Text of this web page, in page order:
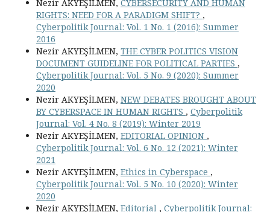
Nezir AKYEŞİLMEN, CYBERSECURITY AND HUMAN
RIGHTS: NEED FOR A PARADIGM SHIFT? ,
Cyberpolitik Journal: Vol. 1 No. 1 (2016): Summer
2016
Nezir AKYEŞİLMEN, THE CYBER POLITICS VISION
DOCUMENT GUIDELINE FOR POLITICAL PARTIES ,
Cyberpolitik Journal: Vol. 5 No. 9 (2020): Summer
2020
Nezir AKYEŞİLMEN, NEW DEBATES BROUGHT ABOUT
BY CYBERSPACE IN HUMAN RIGHTS , Cyberpolitik
Journal: Vol. 4 No. 8 (2019): Winter 2019
Nezir AKYEŞİLMEN, EDITORIAL OPINION ,
Cyberpolitik Journal: Vol. 6 No. 12 (2021): Winter
2021
Nezir AKYEŞİLMEN, Ethics in Cyberspace ,
Cyberpolitik Journal: Vol. 5 No. 10 (2020): Winter
2020
Nezir AKYEŞİLMEN, Editorial , Cyberpolitik Journal: